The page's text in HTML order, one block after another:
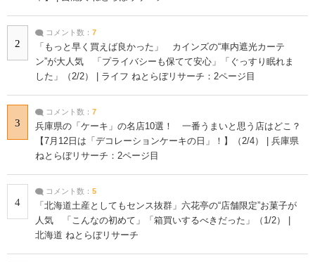
2
コメント数： 7
「もっと早く買えば良かった」 カインズの“車内遮光カーテ
ン”が大人気 「プライバシーも保てて安心」「ぐっすり眠れま
した」（2/2） | ライフ ねとらぼリサーチ：2ページ目
3
コメント数： 7
兵庫県の「ケーキ」の名店10選！ 一番うまいと思う店はどこ？
【7月12日は「デコレーションケーキの日」！】（2/4） | 兵庫県
ねとらぼリサーチ：2ページ目
4
コメント数： 5
「北海道土産としてもセンス抜群」六花亭の“店舗限定”お菓子が
人気 「こんなの初めて」「箱買いするべきだった」（1/2） |
北海道 ねとらぼリサーチ